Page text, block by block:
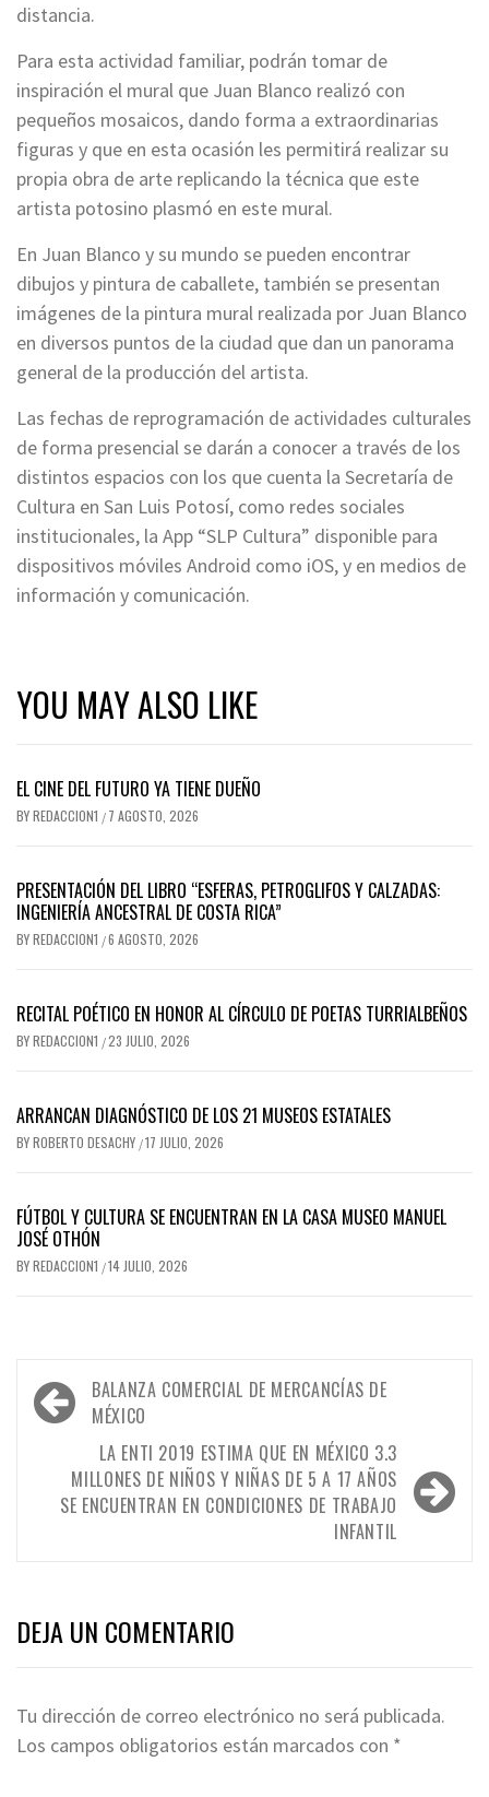
distancia.
Para esta actividad familiar, podrán tomar de
inspiración el mural que Juan Blanco realizó con
pequeños mosaicos, dando forma a extraordinarias
figuras y que en esta ocasión les permitirá realizar su
propia obra de arte replicando la técnica que este
artista potosino plasmó en este mural.
En Juan Blanco y su mundo se pueden encontrar
dibujos y pintura de caballete, también se presentan
imágenes de la pintura mural realizada por Juan Blanco
en diversos puntos de la ciudad que dan un panorama
general de la producción del artista.
Las fechas de reprogramación de actividades culturales
de forma presencial se darán a conocer a través de los
distintos espacios con los que cuenta la Secretaría de
Cultura en San Luis Potosí, como redes sociales
institucionales, la App “SLP Cultura” disponible para
dispositivos móviles Android como iOS, y en medios de
información y comunicación.
YOU MAY ALSO LIKE
EL CINE DEL FUTURO YA TIENE DUEÑO
BYREDACCION1 / 7 AGOSTO, 2026
PRESENTACIÓN DEL LIBRO “ESFERAS, PETROGLIFOS Y CALZADAS:
INGENIERÍA ANCESTRAL DE COSTA RICA”
BYREDACCION1 /6 AGOSTO, 2026
RECITAL POÉTICO EN HONOR AL CÍRCULO DE POETAS TURRIALBEÑOS
BYREDACCION1 /23 JULIO, 2026
ARRANCAN DIAGNÓSTICO DE LOS 21 MUSEOS ESTATALES
BYROBERTO DESACHY /17 JULIO, 2026
FÚTBOL Y CULTURA SE ENCUENTRAN EN LA CASA MUSEO MANUEL
JOSÉ OTHÓN
BYREDACCION1 /14 JULIO, 2026
Navegación
de
entradas
BALANZA COMERCIAL DE MERCANCÍAS DE
MÉXICO
LA ENTI 2019 ESTIMA QUE EN MÉXICO 3.3
MILLONES DE NIÑOS Y NIÑAS DE 5 A 17 AÑOS
SE ENCUENTRAN EN CONDICIONES DE TRABAJO
INFANTIL
DEJA UN COMENTARIO
Tu dirección de correo electrónico no será publicada.
Los campos obligatorios están marcados con *